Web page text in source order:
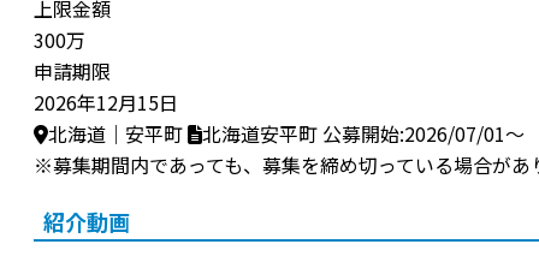
上限金額
300万
申請期限
2026年12月15日
北海道｜安平町
北海道安平町 公募開始:2026/07/01～
※募集期間内であっても、募集を締め切っている場合があ
紹介動画